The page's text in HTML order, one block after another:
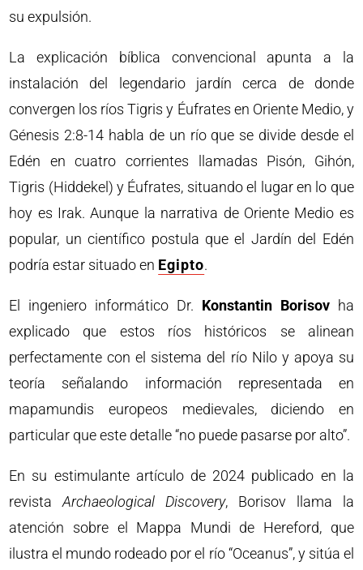
su expulsión.
La explicación bíblica convencional apunta a la
instalación del legendario jardín cerca de donde
convergen los ríos Tigris y Éufrates en Oriente Medio, y
Génesis 2:8-14 habla de un río que se divide desde el
Edén en cuatro corrientes llamadas Pisón, Gihón,
Tigris (Hiddekel) y Éufrates, situando el lugar en lo que
hoy es Irak. Aunque la narrativa de Oriente Medio es
popular, un científico postula que el Jardín del Edén
podría estar situado en Egipto.
El ingeniero informático Dr. Konstantin Borisovha
explicado que estos ríos históricos se alinean
perfectamente con el sistema del río Nilo y apoya su
teoría señalando información representada en
mapamundis europeos medievales, diciendo en
particular que este detalle “no puede pasarse por alto”.
En su estimulante artículo de 2024 publicado en la
revistaArchaeological Discovery, Borisov llama la
atención sobre el Mappa Mundi de Hereford, que
ilustra el mundo rodeado por el río “Oceanus”, y sitúa el